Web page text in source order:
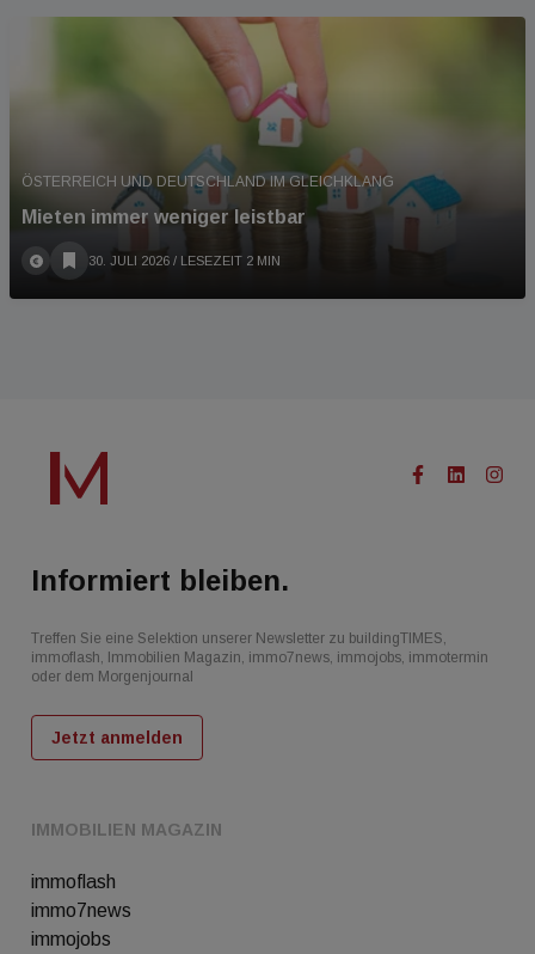
ÖSTERREICH UND DEUTSCHLAND IM GLEICHKLANG
Mieten immer weniger leistbar
30. JULI 2026 / LESEZEIT 2 MIN
IMMOBILIEN MAGAZIN
immoflash
immo7news
immojobs
Informiert bleiben.
Treffen Sie eine Selektion unserer Newsletter zu buildingTIMES,
immoflash, Immobilien Magazin, immo7news, immojobs, immotermin
oder dem Morgenjournal
Jetzt anmelden